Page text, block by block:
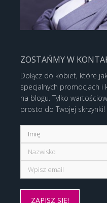
ZOSTAŃMY W
Dołącz do kobiet, które
specjalnych promocjach i
na blogu. Tylko
prosto do Twojej skrzynki!